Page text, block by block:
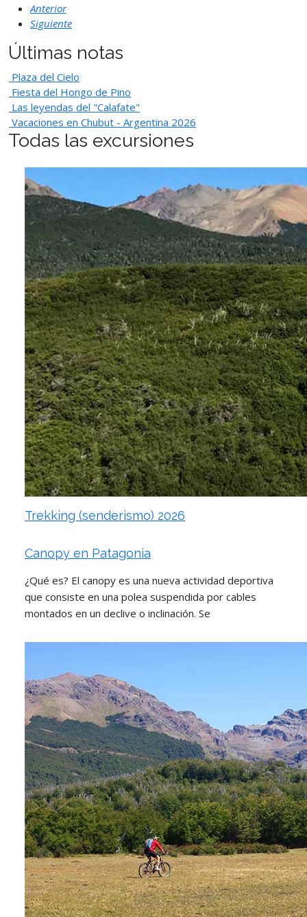
Anterior
Siguiente
Últimas notas
Plaza del Cielo
Fiesta del Hongo de Pino
Las leyendas del "Calafate"
Vacaciones en Chubut - Argentina 2026
Todas las excursiones
Trekking (senderismo) 2026
Canopy en Patagonia
¿Qué es? El canopy es una nueva actividad deportiva
que consiste en una polea suspendida por cables
montados en un declive o inclinación. Se